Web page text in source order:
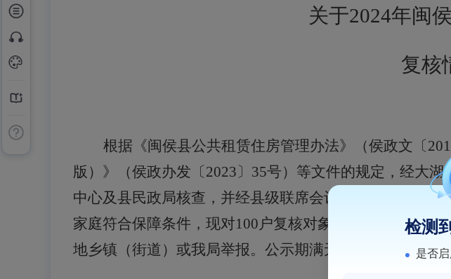
关于2024年闽
复核
根据《闽侯县公共租赁住房管理办法》（侯政文〔
版）》（侯政办发〔2023〕35号）等文件的规定，经大湖
中心及县民政局核查，并经县级联席会议对审查程序进行
家庭符合保障条件，现对100 户复核对象予以公示，公示期
地乡镇（街道）或我局举报。公示期满无异议或经调查异
检测
是否